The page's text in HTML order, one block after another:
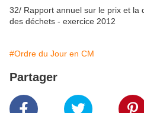
32/ Rapport annuel sur le prix et la
des déchets - exercice 2012
#Ordre du Jour en CM
Partager